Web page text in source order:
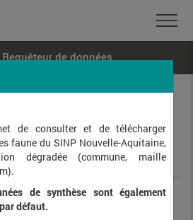
Requêteur de données
Données
de consulter et de télécharger
faune du SINP Nouvelle-Aquitaine,
dégradée (commune, maille
de synthèse sont également
défaut.